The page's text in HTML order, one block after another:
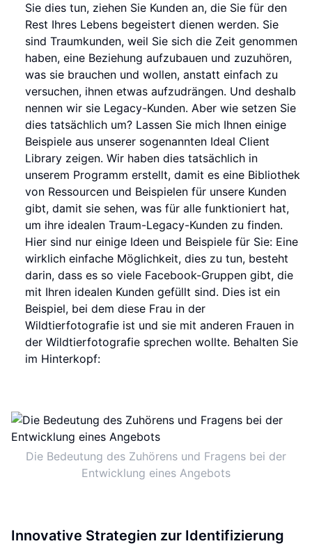
Sie dies tun, ziehen Sie Kunden an, die Sie für den
Rest Ihres Lebens begeistert dienen werden. Sie
sind Traumkunden, weil Sie sich die Zeit genommen
haben, eine Beziehung aufzubauen und zuzuhören,
was sie brauchen und wollen, anstatt einfach zu
versuchen, ihnen etwas aufzudrängen. Und deshalb
nennen wir sie Legacy-Kunden. Aber wie setzen Sie
dies tatsächlich um? Lassen Sie mich Ihnen einige
Beispiele aus unserer sogenannten Ideal Client
Library zeigen. Wir haben dies tatsächlich in
unserem Programm erstellt, damit es eine Bibliothek
von Ressourcen und Beispielen für unsere Kunden
gibt, damit sie sehen, was für alle funktioniert hat,
um ihre idealen Traum-Legacy-Kunden zu finden.
Hier sind nur einige Ideen und Beispiele für Sie: Eine
wirklich einfache Möglichkeit, dies zu tun, besteht
darin, dass es so viele Facebook-Gruppen gibt, die
mit Ihren idealen Kunden gefüllt sind. Dies ist ein
Beispiel, bei dem diese Frau in der
Wildtierfotografie ist und sie mit anderen Frauen in
der Wildtierfotografie sprechen wollte. Behalten Sie
im Hinterkopf:
Die Bedeutung des Zuhörens und Fragens bei der
Entwicklung eines Angebots
Innovative Strategien zur Identifizierung